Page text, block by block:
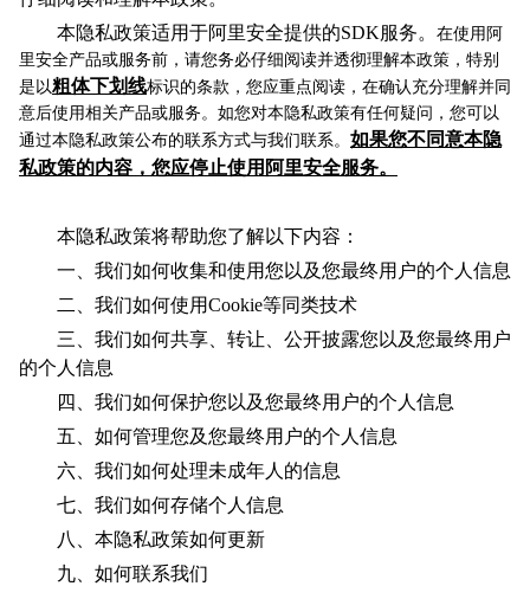
本隐私政策适用于阿里安全提供的SDK服务。 在使用阿
里安全产品或服务前，请您务必仔细阅读并透彻理解本政策，特别
是以粗体下划线标识的条款，您应重点阅读，在确认充分理解并同
意后使用相关产品或服务。如您对本隐私政策有任何疑问，您可以
通过本隐私政策公布的联系方式与我们联系。 如果您不同意本隐
私政策的内容，您应停止使用阿里安全服务。
本隐私政策将帮助您了解以下内容：
一、我们如何收集和使用您以及您最终用户的个人信息
二、我们如何使用Cookie等同类技术
三、我们如何共享、转让、公开披露您以及您最终用户
的个人信息
四、我们如何保护您以及您最终用户的个人信息
五、如何管理您及您最终用户的个人信息
六、我们如何处理未成年人的信息
七、我们如何存储个人信息
八、本隐私政策如何更新
九、如何联系我们